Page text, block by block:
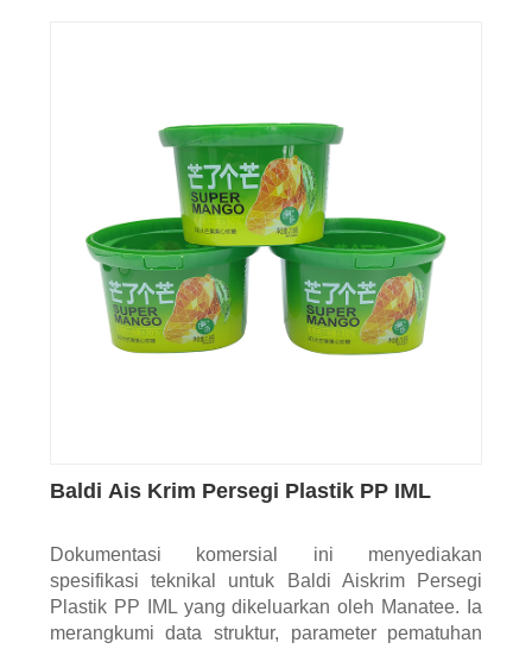
Baldi Ais Krim Persegi Plastik PP IML
Dokumentasi komersial ini menyediakan
spesifikasi teknikal untuk Baldi Aiskrim Persegi
Plastik PP IML yang dikeluarkan oleh Manatee. Ia
merangkumi data struktur, parameter pematuhan